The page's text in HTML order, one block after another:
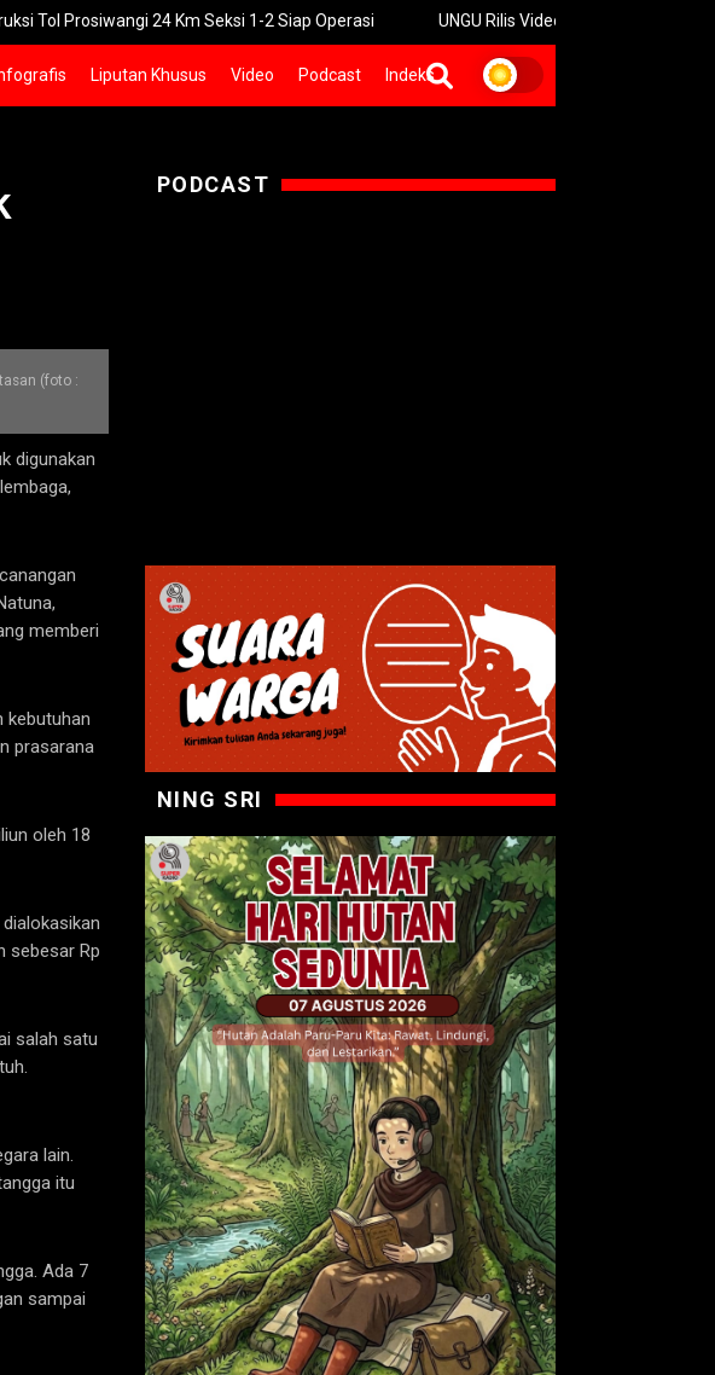
24 Km Seksi 1-2 Siap Operasi UNGU Rilis Video Musik “Utara-Selatan”
Liputan Khusus Video Podcast Indeks
(foto :
digunakan
memberi
kebutuhan
prasarana
oleh 18
sebesar Rp
salah satu
lain.
itu
Ada 7
sampai
PODCAST
NING SRI